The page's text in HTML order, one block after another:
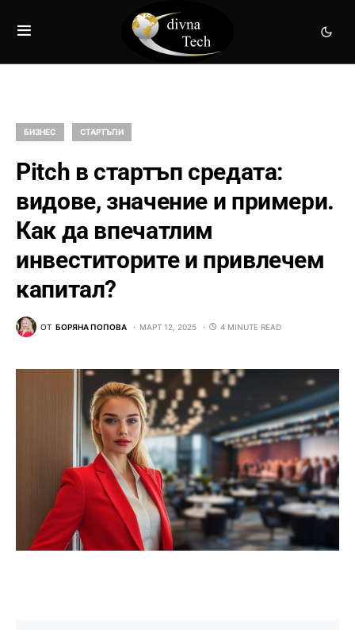
БИЗНЕС СТАРТЪПИ
Pitch в стартъп средата:
видове, значение и примери.
Как да впечатлим
инвеститорите и привлечем
капитал?
ОТ БОРЯНА ПОПОВА МАРТ 12, 2025 4 MINUTE READ